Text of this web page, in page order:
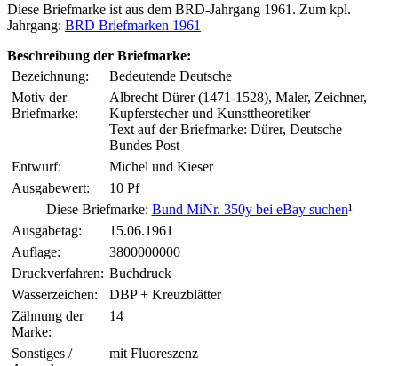
Diese Briefmarke ist aus dem BRD-Jahrgang 1961. Zum kpl.
Jahrgang: BRD Briefmarken 1961
Beschreibung der Briefmarke:
Bezeichnung:
Bedeutende Deutsche
Motiv der
Briefmarke:
Albrecht Dürer (1471-1528), Maler, Zeichner,
Kupferstecher und Kunsttheoretiker
Text auf der Briefmarke: Dürer, Deutsche
Bundes Post
Entwurf:
Michel und Kieser
Ausgabewert:
10 Pf
Diese Briefmarke: Bund MiNr. 350y bei eBay suchen¹
Ausgabetag:
15.06.1961
Auflage:
3800000000
Druckverfahren: Buchdruck
Wasserzeichen:
DBP + Kreuzblätter
Zähnung der
Marke:
14
Sonstiges /
mit Fluoreszenz